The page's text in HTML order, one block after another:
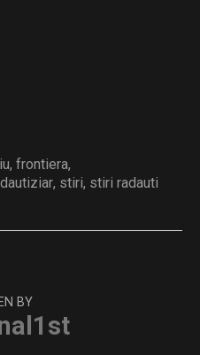
, frontiera,
, stiri, stiri radauti
BY